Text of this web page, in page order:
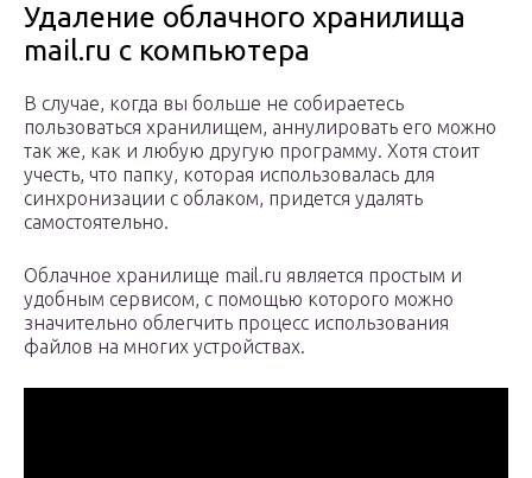
Удаление облачного хранилища
mail.ru с компьютера
В случае, когда вы больше не собираетесь
пользоваться хранилищем, аннулировать его можно
так же, как и любую другую программу. Хотя стоит
учесть, что папку, которая использовалась для
синхронизации с облаком, придется удалять
самостоятельно.
Облачное хранилище mail.ru является простым и
удобным сервисом, с помощью которого можно
значительно облегчить процесс использования
файлов на многих устройствах.